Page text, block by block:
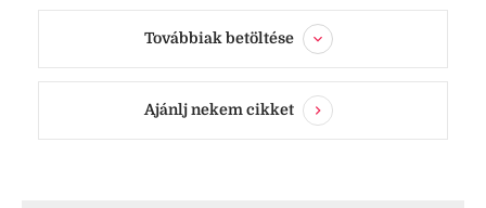
Továbbiak betöltése
Ajánlj nekem cikket